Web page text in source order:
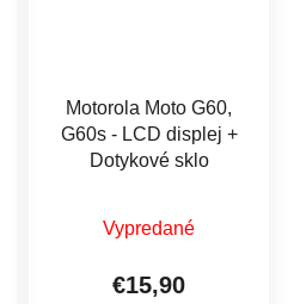
Motorola Moto G60,
G60s - LCD displej +
Dotykové sklo
Vypredané
€15,90